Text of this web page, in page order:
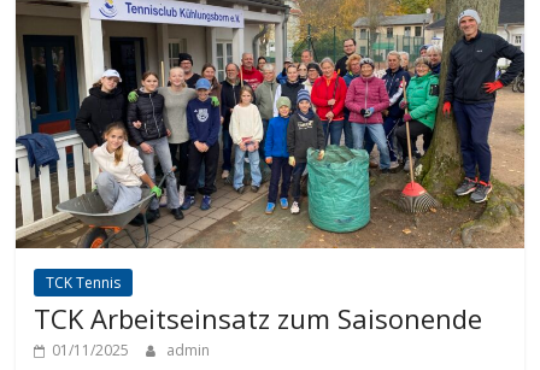
TCK Tennis
TCK Arbeitseinsatz zum Saisonende
01/11/2025 admin